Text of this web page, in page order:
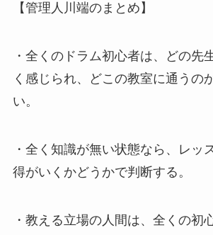
【管理人川端のまとめ】
・全くのドラム初心者は、どの先
く感じられ、どこの教室に通うの
い。
・全く知識が無い状態なら、レッ
得がいくかどうかで判断する。
・教える立場の人間は、全くの初